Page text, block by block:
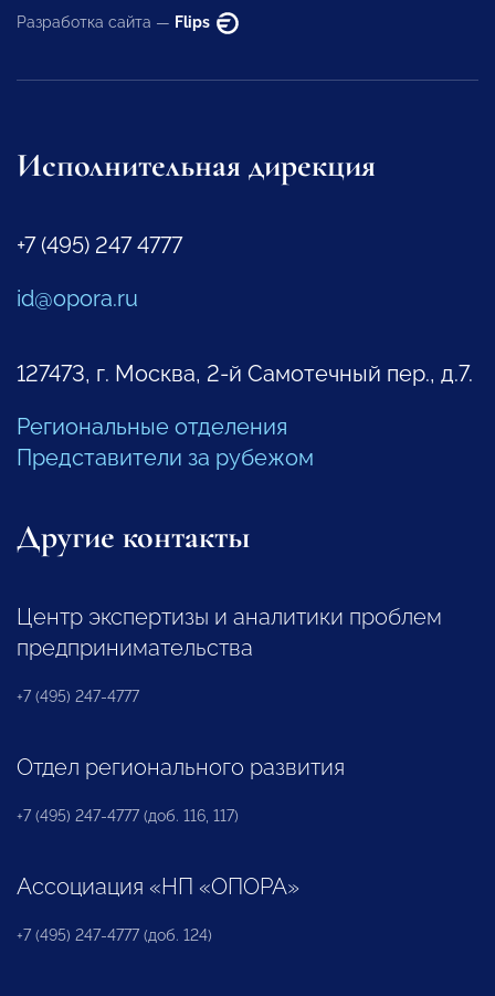
Разработка сайта — Flips
Исполнительная дирекция
+7 (495) 247 4777
id@opora.ru
127473, г. Москва, 2-й Самотечный пер., д.7.
Региональные отделения
Представители за рубежом
Другие контакты
Центр экспертизы и аналитики проблем
предпринимательства
+7 (495) 247-4777
Отдел регионального развития
+7 (495) 247-4777 (доб. 116, 117)
Ассоциация «НП «ОПОРА»
+7 (495) 247-4777 (доб. 124)